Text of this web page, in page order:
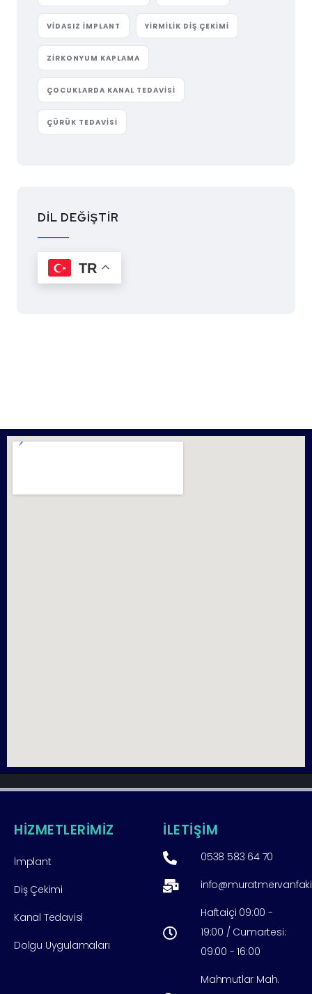
VIDASIZ IMPLANT YIRMILIK DIŞ ÇEKIMI
ZIRKONYUM KAPLAMA
ÇOCUKLARDA KANAL TEDAVISI
ÇÜRÜK TEDAVISI
DİL DEĞİŞTİR
TR
HİZMETLERİMİZ
İmplant
Diş Çekimi
Kanal Tedavisi
Dolgu Uygulamaları
İLETİŞİM
0538 583 64 70
Haftaiçi 09:00 -
19:00 / Cumartesi:
09:00 - 16:00
Mahmutlar Mah.